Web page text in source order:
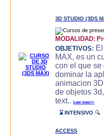
3D STUDIO (3DS
MODALIDAD:
OBJETIVOS:
MAX, es un
con el que se
dominar la
animacion
de objetos
text..Leer mas>>
⌛ INTENSIVO
ACCESS